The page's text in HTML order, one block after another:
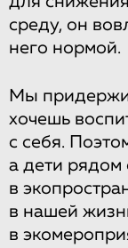
среду, он
него нормой.
Мы
хочешь
с себя.
а дети рядом
в
в нашей
в